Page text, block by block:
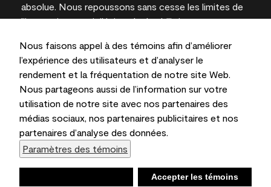
Nous faisons appel à des témoins afin d’améliorer
l’expérience des utilisateurs et d’analyser le
rendement et la fréquentation de notre site Web.
Nous partageons aussi de l’information sur votre
utilisation de notre site avec nos partenaires des
médias sociaux, nos partenaires publicitaires et nos
partenaires d’analyse des données.
Paramètres des témoins
Accepter les témoins
absolue. Nous repoussons sans cesse les limites de
l’innovation et privilégions la durabilité pour
l’expertise locale.
Les couleurs représentées à l’écran et sur les
documents imprimés peuvent différer des couleurs
en contenant.